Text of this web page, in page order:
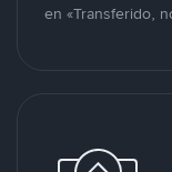
en «Transferido,